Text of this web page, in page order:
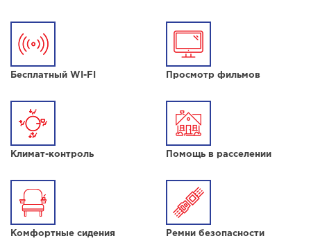
Бесплатный WI-FI Просмотр фильмов
Климат-контроль Помощь в расселении
Комфортные сидения Ремни безопасности